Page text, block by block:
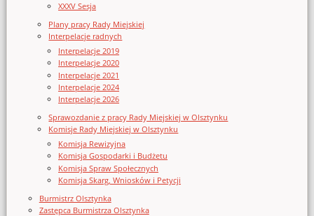
XXXV Sesja
Plany pracy Rady Miejskiej
Interpelacje radnych
Interpelacje 2019
Interpelacje 2020
Interpelacje 2021
Interpelacje 2024
Interpelacje 2026
Sprawozdanie z pracy Rady Miejskiej w Olsztynku
Komisje Rady Miejskiej w Olsztynku
Komisja Rewizyjna
Komisja Gospodarki i Budżetu
Komisja Spraw Społecznych
Komisja Skarg, Wniosków i Petycji
Burmistrz Olsztynka
Zastępca Burmistrza Olsztynka